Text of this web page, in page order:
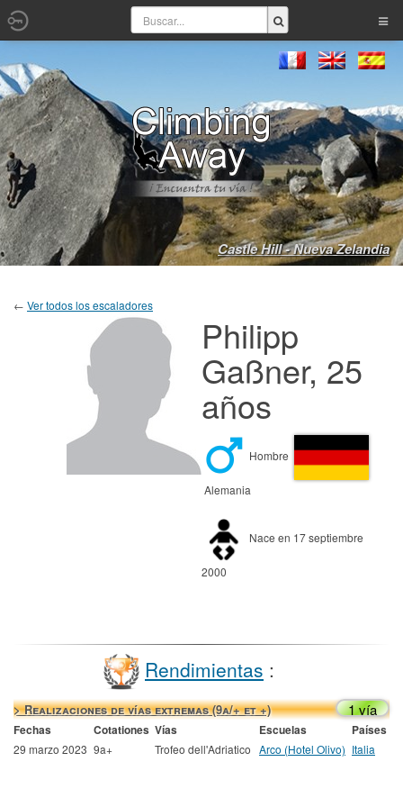
Castle Hill - Nueva Zelandia
← Ver todos los escaladores
Philipp
Gaßner, 25
años
Hombre
Alemania
Nace en 17 septiembre
2000
Rendimientas :
> Realizaciones de vías extremas (9a/+ et +) 1 vía
Fechas Cotationes Vías Escuelas Países
29 marzo 2023 9a+ Trofeo dell'Adriatico Arco (Hotel Olivo) Italia